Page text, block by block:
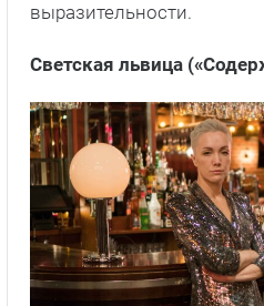
выразительности.
Светская львица